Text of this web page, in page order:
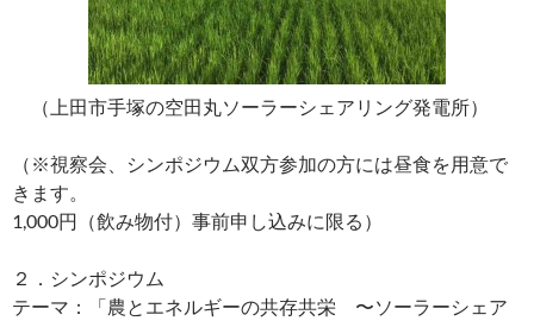
（上田市手塚の空田丸ソーラーシェアリング発電所）
（※視察会、シンポジウム双方参加の方には昼食を用意で
きます。
1,000円（飲み物付）事前申し込みに限る）
２．シンポジウム
テーマ：「農とエネルギーの共存共栄 〜ソーラーシェア